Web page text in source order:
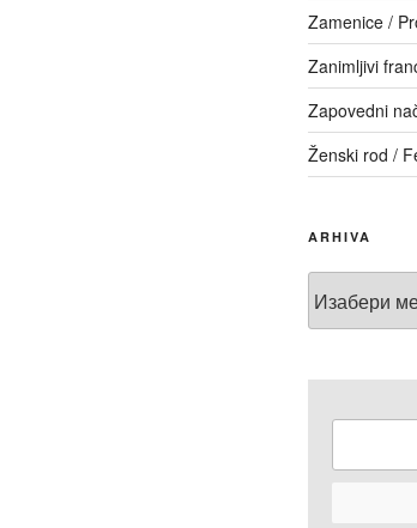
Zamenice /
Zanimljivi
Zapovedni
Ženski rod /
ARHIVA